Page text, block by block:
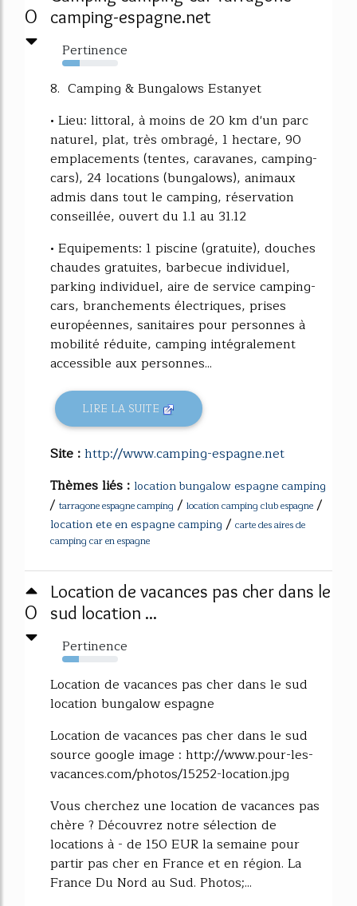
0
camping-espagne.net
Pertinence
31%
8. Camping & Bungalows Estanyet
• Lieu: littoral, à moins de 20 km d'un parc
naturel, plat, très ombragé, 1 hectare, 90
emplacements (tentes, caravanes, camping-
cars), 24 locations (bungalows), animaux
admis dans tout le camping, réservation
conseillée, ouvert du 1.1 au 31.12
• Equipements: 1 piscine (gratuite), douches
chaudes gratuites, barbecue individuel,
parking individuel, aire de service camping-
cars, branchements électriques, prises
européennes, sanitaires pour personnes à
mobilité réduite, camping intégralement
accessible aux personnes...
LIRE LA SUITE
Site :http://www.camping-espagne.net
Thèmes liés : location bungalow espagne camping
/ tarragone espagne camping / location camping club espagne /
location ete en espagne camping / carte des aires de
camping car en espagne
0
Location de vacances pas cher dans le
sud location ...
Pertinence
30%
Location de vacances pas cher dans le sud
location bungalow espagne
Location de vacances pas cher dans le sud
source google image : http://www.pour-les-
vacances.com/photos/15252-location.jpg
Vous cherchez une location de vacances pas
chère ? Découvrez notre sélection de
locations à - de 150 EUR la semaine pour
partir pas cher en France et en région. La
France Du Nord au Sud. Photos;...